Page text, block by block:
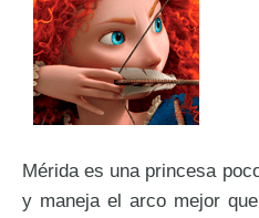
Mérida es una princesa
y maneja el arco mejor